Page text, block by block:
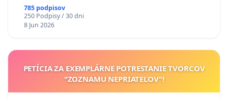
785 podpisov
250 Podpisy / 30 dni
8 Jun 2026
PETÍCIA ZA EXEMPLÁRNE POTRESTANIE TVORCOV
"ZOZNAMU NEPRIATEĽOV"!